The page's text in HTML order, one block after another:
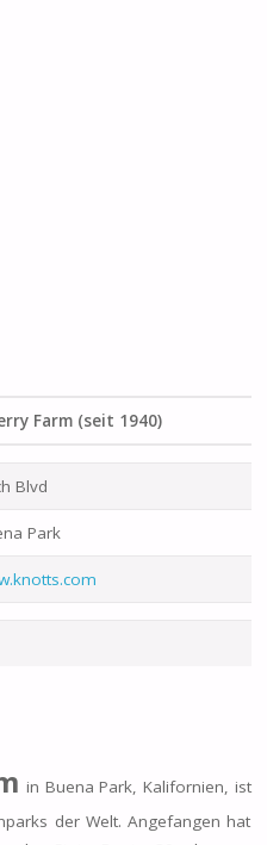
Farm (seit 1940)
Blvd
Park
in Buena Park, Kalifornien, ist
der Welt. Angefangen hat